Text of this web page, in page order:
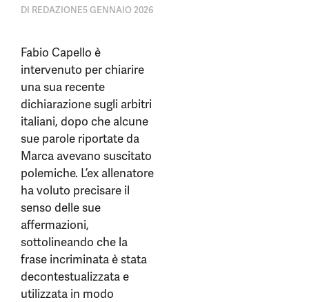
DI REDAZIONE5 GENNAIO 2026
Fabio Capello è
intervenuto per chiarire
una sua recente
dichiarazione sugli arbitri
italiani, dopo che alcune
sue parole riportate da
Marca avevano suscitato
polemiche. L’ex allenatore
ha voluto precisare il
senso delle sue
affermazioni,
sottolineando che la
frase incriminata è stata
decontestualizzata e
utilizzata in modo